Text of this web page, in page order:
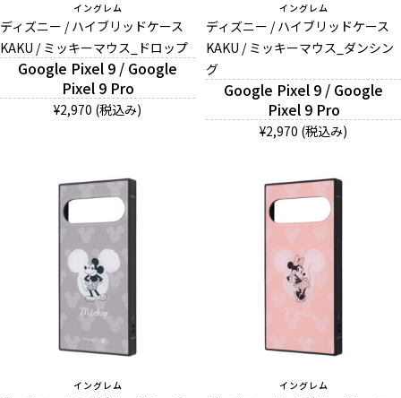
イングレム
ディズニー / ハイブリッドケース
KAKU / ミッキーマウス_ドロップ
Google Pixel 9 / Google
Pixel 9 Pro
¥2,970 (税込み)
イングレム
ディズニー / ハイブリッドケース
KAKU / ミッキーマウス_ダンシン
グ
Google Pixel 9 / Google
Pixel 9 Pro
¥2,970 (税込み)
イングレム イングレム